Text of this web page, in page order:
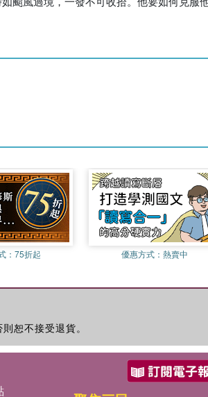
： 75折起 優惠方式： 熱賣中
恕不接受退貨。